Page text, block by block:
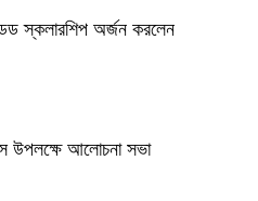
স্কলারশিপ অর্জন করলেন
উপলক্ষে আলোচনা সভা